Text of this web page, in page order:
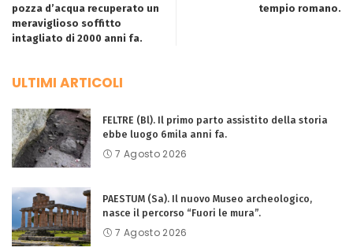
pozza d’acqua recuperato un
meraviglioso soffitto
intagliato di 2000 anni fa.
tempio romano.
ULTIMI ARTICOLI
FELTRE (Bl). Il primo parto assistito della storia
ebbe luogo 6mila anni fa.
7 Agosto 2026
PAESTUM (Sa). Il nuovo Museo archeologico,
nasce il percorso “Fuori le mura”.
7 Agosto 2026